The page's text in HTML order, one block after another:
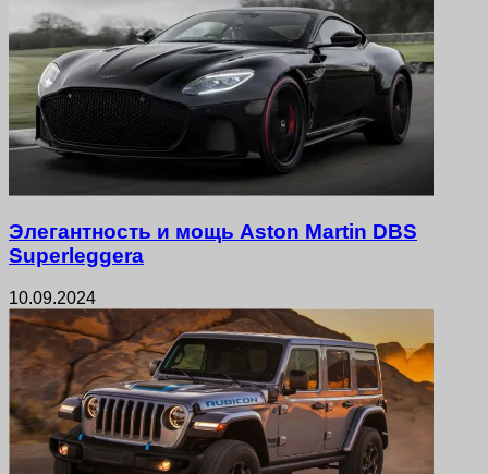
Элегантность и мощь Aston Martin DBS
Superleggera
10.09.2024